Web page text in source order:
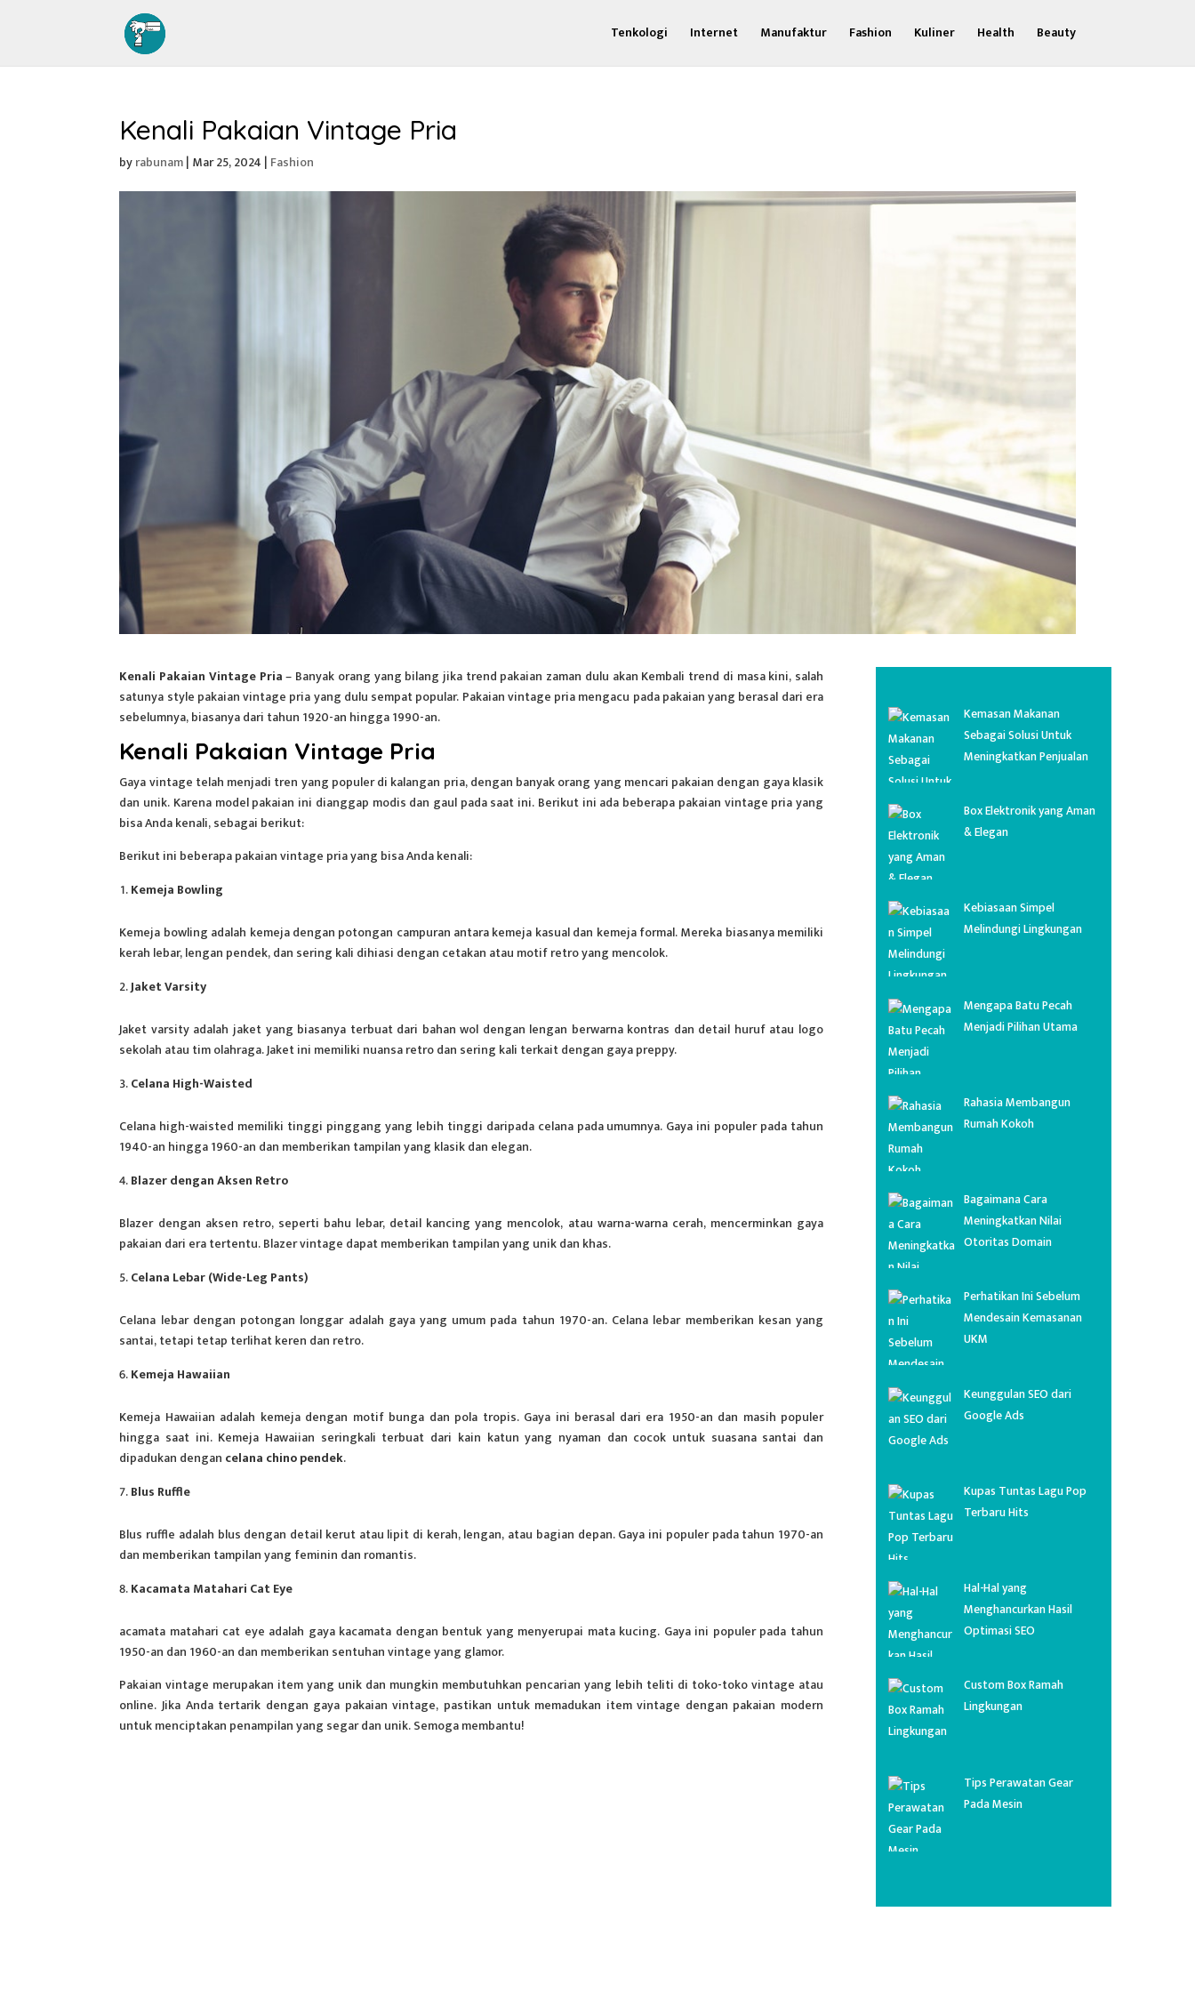
Tenkologi Internet Manufaktur Fashion Kuliner Health Beauty
Kenali Pakaian Vintage Pria
byrabunam| Mar 25, 2024 | Fashion
Kenali Pakaian Vintage Pria– Banyak orang yang bilang jika trend pakaian zaman dulu akan Kembali trend di masa kini, salah
satunya style pakaian vintage pria yang dulu sempat popular. Pakaian vintage pria mengacu pada pakaian yang berasal dari era
sebelumnya, biasanya dari tahun 1920-an hingga 1990-an.
Kenali Pakaian Vintage Pria
Gaya vintage telah menjadi tren yang populer di kalangan pria, dengan banyak orang yang mencari pakaian dengan gaya klasik
dan unik. Karena model pakaian ini dianggap modis dan gaul pada saat ini. Berikut ini ada beberapa pakaian vintage pria yang
bisa Anda kenali, sebagai berikut:
Berikut ini beberapapakaian vintage priayang bisa Anda kenali:
Kemeja Bowling
Kemeja bowling adalah kemeja dengan potongan campuran antara kemeja kasual dan kemeja formal. Mereka biasanya memiliki
kerah lebar, lengan pendek, dan sering kali dihiasi dengan cetakan atau motif retro yang mencolok.
Jaket Varsity
Jaket varsity adalah jaket yang biasanya terbuat dari bahan wol dengan lengan berwarna kontras dan detail huruf atau logo
sekolah atau tim olahraga. Jaket ini memiliki nuansa retro dan sering kali terkait dengan gaya preppy.
Celana High-Waisted
Celana high-waisted memiliki tinggi pinggang yang lebih tinggi daripada celanapada umumnya. Gaya ini populer pada tahun
1940-an hingga 1960-an dan memberikan tampilan yang klasik dan elegan.
Blazer dengan Aksen Retro
Blazer dengan aksen retro, seperti bahu lebar, detail kancing yang mencolok, atau warna-warna cerah, mencerminkan gaya
pakaian dari era tertentu. Blazer vintage dapat memberikan tampilan yang unik dan khas.
Celana Lebar (Wide-Leg Pants)
Celana lebar dengan potongan longgar adalah gaya yang umum pada tahun 1970-an. Celana lebar memberikan kesan yang
santai, tetapi tetap terlihat keren dan retro.
Kemeja Hawaiian
Kemeja Hawaiian adalah kemeja dengan motif bunga dan pola tropis. Gaya ini berasal dari era 1950-an dan masih populer
hingga saat ini. Kemeja Hawaiian seringkali terbuat dari kain katun yang nyaman dan cocok untuk suasana santai dan
dipadukan dengan celana chino pendek.
Blus Ruffle
Blus ruffle adalah blus dengan detail kerut atau lipit di kerah, lengan, atau bagian depan. Gaya ini populer pada tahun 1970-an
dan memberikan tampilan yang feminin dan romantis.
Kacamata Matahari Cat Eye
acamata matahari cat eye adalah gaya kacamata dengan bentuk yang menyerupai mata kucing. Gaya ini populer pada tahun
1950-an dan 1960-an dan memberikan sentuhan vintage yang glamor.
Pakaian vintage merupakan item yang unik dan mungkin membutuhkan pencarian yang lebih teliti di toko-toko vintage atau
online. Jika Anda tertarik dengan gaya pakaian vintage, pastikan untuk memadukan item vintage dengan pakaian modern
untuk menciptakan penampilan yang segar dan unik. Semoga membantu!
Kemasan Makanan
Sebagai Solusi Untuk
Meningkatkan Penjualan
Box Elektronik yang Aman
& Elegan
Kebiasaan Simpel
Melindungi Lingkungan
Mengapa Batu Pecah
Menjadi Pilihan Utama
Rahasia Membangun
Rumah Kokoh
Bagaimana Cara
Meningkatkan Nilai
Otoritas Domain
Perhatikan Ini Sebelum
Mendesain Kemasanan
UKM
Keunggulan SEO dari
Google Ads
Kupas Tuntas Lagu Pop
Terbaru Hits
Hal-Hal yang
Menghancurkan Hasil
Optimasi SEO
Custom Box Ramah
Lingkungan
Tips Perawatan Gear
Pada Mesin